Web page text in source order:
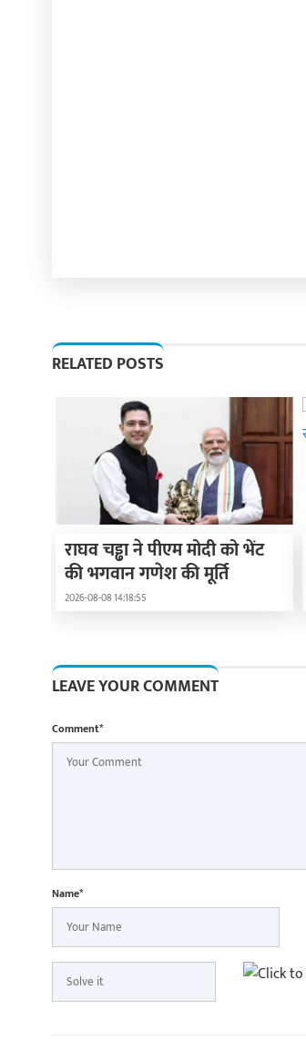
RELATED POSTS
राघव चड्ढा ने पीएम मोदी को भेंट
की भगवान गणेश की मूर्ति
2026-08-08 14:18:55
LEAVE YOUR COMMENT
Comment*
Name*